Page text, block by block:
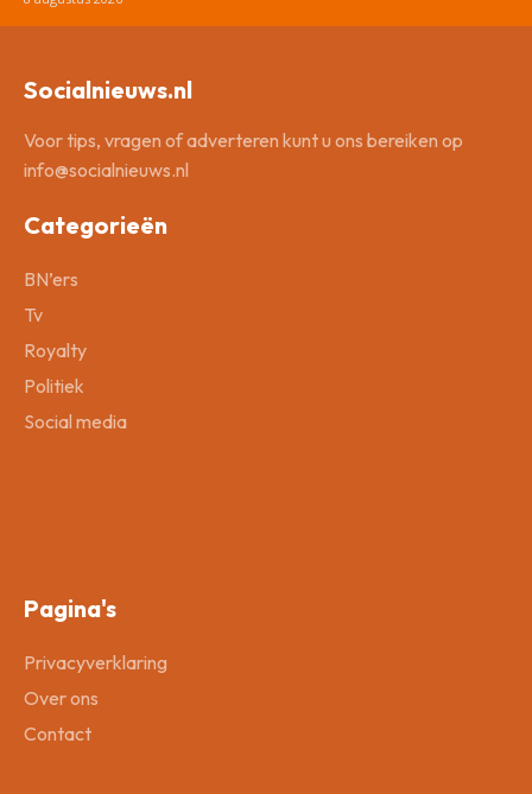
Socialnieuws.nl
Voor tips, vragen of adverteren kunt u ons bereiken op
info@socialnieuws.nl
Categorieën
BN’ers
Tv
Royalty
Politiek
Social media
Pagina's
Privacyverklaring
Over ons
Contact